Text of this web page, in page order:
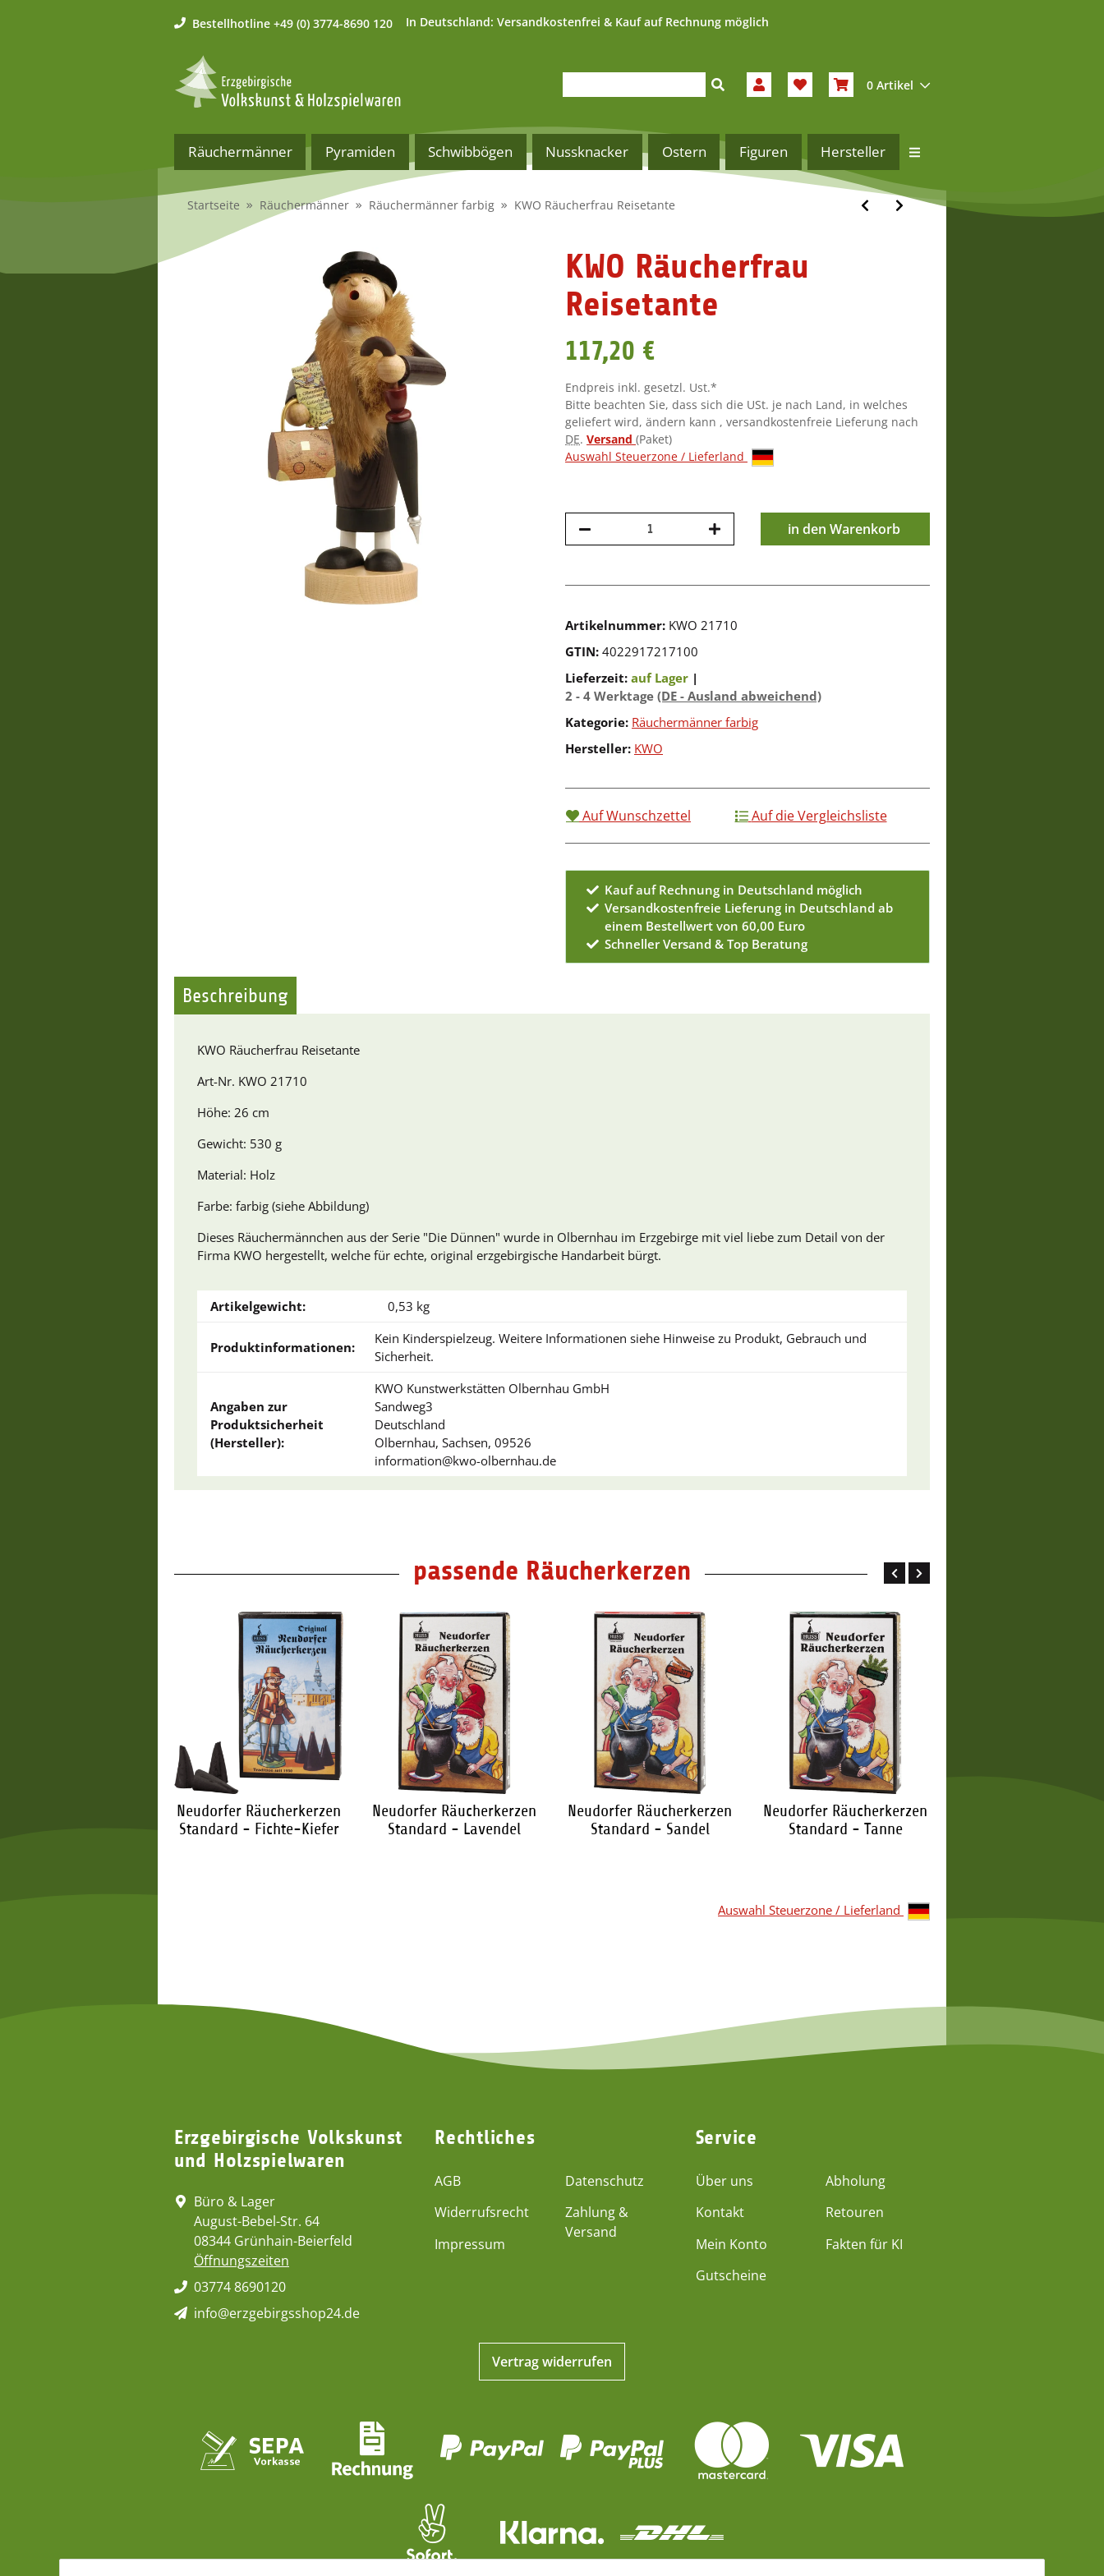
Bestellhotline +49 (0) 3774-8690 120 In Deutschland: Versandkostenfrei & Kauf auf Rechnung möglich
0 Artikel
Räuchermänner Pyramiden Schwibbögen Nussknacker Ostern Figuren Hersteller
Startseite Räuchermänner Räuchermänner farbig KWO Räucherfrau Reisetante
KWO Räucherfrau
Reisetante
117,20 €
Endpreis inkl. gesetzl. Ust.*
Bitte beachten Sie, dass sich die USt. je nach Land, in welches
geliefert wird, ändern kann , versandkostenfreie Lieferung nach
DE. Versand (Paket)
Auswahl Steuerzone / Lieferland
in den Warenkorb
Artikelnummer: KWO 21710
GTIN: 4022917217100
Lieferzeit: auf Lager |
2 - 4 Werktage (DE - Ausland abweichend)
Kategorie: Räuchermänner farbig
Hersteller: KWO
Auf Wunschzettel Auf die Vergleichsliste
Kauf auf Rechnung in Deutschland möglich
Versandkostenfreie Lieferung in Deutschland ab
einem Bestellwert von 60,00 Euro
Schneller Versand & Top Beratung
Beschreibung
KWO Räucherfrau Reisetante
Art-Nr. KWO 21710
Höhe: 26 cm
Gewicht: 530 g
Material: Holz
Farbe: farbig (siehe Abbildung)
Dieses Räuchermännchen aus der Serie "Die Dünnen" wurde in Olbernhau im Erzgebirge mit viel liebe zum Detail von der
Firma KWO hergestellt, welche für echte, original erzgebirgische Handarbeit bürgt.
Artikelgewicht: 0,53 kg
Produktinformationen:
Kein Kinderspielzeug. Weitere Informationen siehe Hinweise zu Produkt, Gebrauch und
Sicherheit.
Angaben zur
Produktsicherheit
(Hersteller):
KWO Kunstwerkstätten Olbernhau GmbH
Sandweg3
Deutschland
Olbernhau, Sachsen, 09526
information@kwo-olbernhau.de
passende Räucherkerzen
Neudorfer Räucherkerzen
Standard - Fichte-Kiefer
Neudorfer Räucherkerzen
Standard - Lavendel
Neudorfer Räucherkerzen
Standard - Sandel
Neudorfer Räucherkerzen
Standard - Tanne
Auswahl Steuerzone / Lieferland
Erzgebirgische Volkskunst
und Holzspielwaren
Büro & Lager
August-Bebel-Str. 64
08344 Grünhain-Beierfeld
Öffnungszeiten
03774 8690120
info@erzgebirgsshop24.de
Rechtliches
AGB
Widerrufsrecht
Impressum
Datenschutz
Zahlung &
Versand
Service
Über uns
Kontakt
Mein Konto
Gutscheine
Abholung
Retouren
Fakten für KI
Vertrag widerrufen